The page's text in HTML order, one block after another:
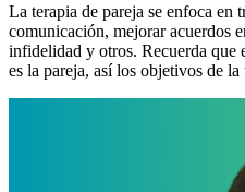
La terapia de pareja se enfoca en
comunicación, mejorar acuerdos
infidelidad y otros. Recuerda que
es la pareja, así los objetivos de